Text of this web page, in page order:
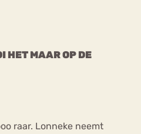
HET MAAR OP DE
raar. Lonneke neemt